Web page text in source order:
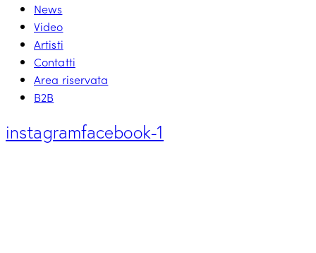
News
Video
Artisti
Contatti
Area riservata
B2B
instagramfacebook-1